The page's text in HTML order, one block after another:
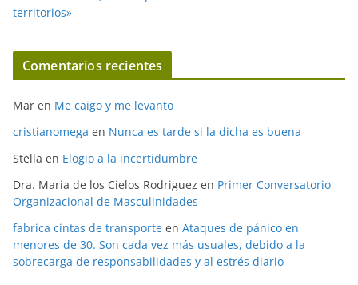
territorios»
Comentarios recientes
Mar en Me caigo y me levanto
cristianomega en Nunca es tarde si la dicha es buena
Stella en Elogio a la incertidumbre
Dra. Maria de los Cielos Rodriguez en Primer Conversatorio
Organizacional de Masculinidades
fabrica cintas de transporte en Ataques de pánico en
menores de 30. Son cada vez más usuales, debido a la
sobrecarga de responsabilidades y al estrés diario